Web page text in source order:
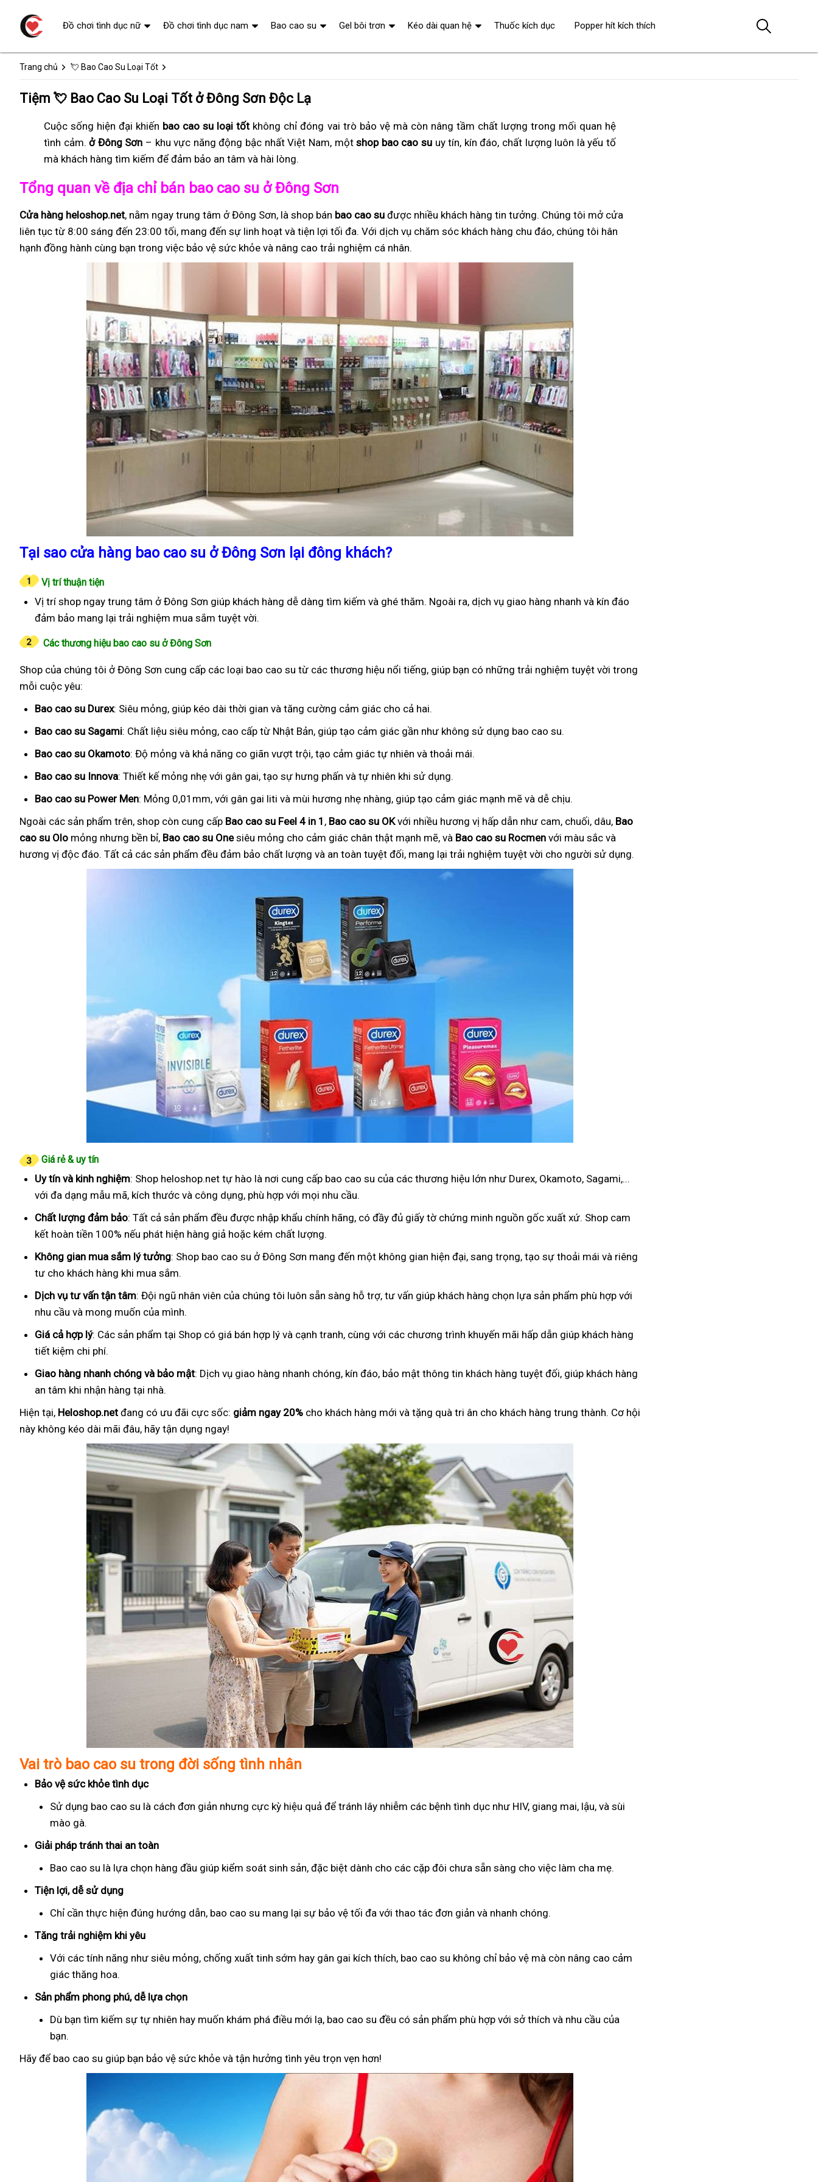
Trang chủ 💘 Bao Cao Su Loại Tốt
Tiệm 💘 Bao Cao Su Loại Tốt ở Đông Sơn Độc Lạ
Cuộc sống hiện đại khiến bao cao su loại tốt không chỉ đóng vai trò bảo vệ mà còn nâng tầm chất lượng trong mối quan hệ
tình cảm.ở Đông Sơn – khu vực năng động bậc nhất Việt Nam, mộtshop bao cao suuy tín, kín đáo, chất lượng luôn là yếu tố
mà khách hàng tìm kiếm để đảm bảo an tâm và hài lòng.
Tổng quan về địa chỉ bán bao cao su ở Đông Sơn
Cửa hàng heloshop.net, nằm ngay trung tâm ở Đông Sơn, là shop bán bao cao su được nhiều khách hàng tin tưởng. Chúng tôi mở cửa
liên tục từ 8:00 sáng đến 23:00 tối, mang đến sự linh hoạt và tiện lợi tối đa. Với dịch vụ chăm sóc khách hàng chu đáo, chúng tôi hân
hạnh đồng hành cùng bạn trong việc bảo vệ sức khỏe và nâng cao trải nghiệm cá nhân.
Tại sao cửa hàng bao cao su ở Đông Sơn lại đông khách?
Vị trí thuận tiện
Vị trí shop ngay trung tâm ở Đông Sơn giúp khách hàng dễ dàng tìm kiếm và ghé thăm. Ngoài ra, dịch vụ giao hàng nhanh và kín đáo
đảm bảo mang lại trải nghiệm mua sắm tuyệt vời.
Các thương hiệu bao cao su ở Đông Sơn
Shop của chúng tôi ở Đông Sơn cung cấp các loại bao cao su từ các thương hiệu nổi tiếng, giúp bạn có những trải nghiệm tuyệt vời trong
mỗi cuộc yêu:
Bao cao su Durex: Siêu mỏng, giúp kéo dài thời gian và tăng cường cảm giác cho cả hai.
Bao cao su Sagami: Chất liệu siêu mỏng, cao cấp từ Nhật Bản, giúp tạo cảm giác gần như không sử dụng bao cao su.
Bao cao su Okamoto: Độ mỏng và khả năng co giãn vượt trội, tạo cảm giác tự nhiên và thoải mái.
Bao cao su Innova: Thiết kế mỏng nhẹ với gân gai, tạo sự hưng phấn và tự nhiên khi sử dụng.
Bao cao su Power Men: Mỏng 0,01mm, với gân gai liti và mùi hương nhẹ nhàng, giúp tạo cảm giác mạnh mẽ và dễ chịu.
Ngoài các sản phẩm trên, shop còn cung cấp Bao cao su Feel 4 in 1 , Bao cao su OKvới nhiều hương vị hấp dẫn như cam, chuối, dâu, Bao
cao su Olo mỏng nhưng bền bỉ, Bao cao su Onesiêu mỏng cho cảm giác chân thật mạnh mẽ, và Bao cao su Rocmen với màu sắc và
hương vị độc đáo. Tất cả các sản phẩm đều đảm bảo chất lượng và an toàn tuyệt đối, mang lại trải nghiệm tuyệt vời cho người sử dụng.
Giá rẻ & uy tín
Uy tín và kinh nghiệm: Shop heloshop.net tự hào là nơi cung cấp bao cao su của các thương hiệu lớn như Durex, Okamoto, Sagami,...
với đa dạng mẫu mã, kích thước và công dụng, phù hợp với mọi nhu cầu.
Chất lượng đảm bảo: Tất cả sản phẩm đều được nhập khẩu chính hãng, có đầy đủ giấy tờ chứng minh nguồn gốc xuất xứ. Shop cam
kết hoàn tiền 100% nếu phát hiện hàng giả hoặc kém chất lượng.
Không gian mua sắm lý tưởng: Shop bao cao su ở Đông Sơn mang đến một không gian hiện đại, sang trọng, tạo sự thoải mái và riêng
tư cho khách hàng khi mua sắm.
Dịch vụ tư vấn tận tâm: Đội ngũ nhân viên của chúng tôi luôn sẵn sàng hỗ trợ, tư vấn giúp khách hàng chọn lựa sản phẩm phù hợp với
nhu cầu và mong muốn của mình.
Giá cả hợp lý: Các sản phẩm tại Shop có giá bán hợp lý và cạnh tranh, cùng với các chương trình khuyến mãi hấp dẫn giúp khách hàng
tiết kiệm chi phí.
Giao hàng nhanh chóng và bảo mật: Dịch vụ giao hàng nhanh chóng, kín đáo, bảo mật thông tin khách hàng tuyệt đối, giúp khách hàng
an tâm khi nhận hàng tại nhà.
Hiện tại, Heloshop.net đang có ưu đãi cực sốc: giảm ngay 20% cho khách hàng mới và tặng quà tri ân cho khách hàng trung thành. Cơ hội
này không kéo dài mãi đâu, hãy tận dụng ngay!
Vai trò bao cao su trong đời sống tình nhân
Bảo vệ sức khỏe tình dục
Sử dụng bao cao su là cách đơn giản nhưng cực kỳ hiệu quả để tránh lây nhiễm các bệnh tình dục như HIV, giang mai, lậu, và sùi
mào gà.
Giải pháp tránh thai an toàn
Bao cao su là lựa chọn hàng đầu giúp kiểm soát sinh sản, đặc biệt dành cho các cặp đôi chưa sẵn sàng cho việc làm cha mẹ.
Tiện lợi, dễ sử dụng
Chỉ cần thực hiện đúng hướng dẫn, bao cao su mang lại sự bảo vệ tối đa với thao tác đơn giản và nhanh chóng.
Tăng trải nghiệm khi yêu
Với các tính năng như siêu mỏng, chống xuất tinh sớm hay gân gai kích thích, bao cao su không chỉ bảo vệ mà còn nâng cao cảm
giác thăng hoa.
Sản phẩm phong phú, dễ lựa chọn
Dù bạn tìm kiếm sự tự nhiên hay muốn khám phá điều mới lạ, bao cao su đều có sản phẩm phù hợp với sở thích và nhu cầu của
bạn.
Hãy để bao cao su giúp bạn bảo vệ sức khỏe và tận hưởng tình yêu trọn vẹn hơn!
Đồ chơi tình dục nữ Đồ chơi tình dục nam Bao cao su Gel bôi trơn Kéo dài quan hệ Thuốc kích dục Popper hít kích thích